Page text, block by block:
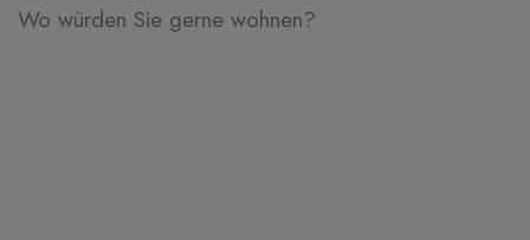
Wo würden Sie gerne wohnen?